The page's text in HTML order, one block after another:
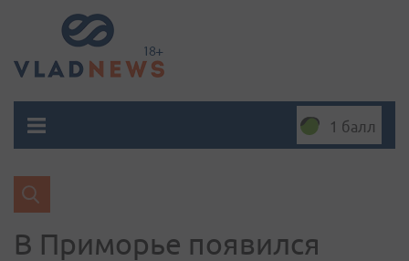
1 балл
В Приморье появился